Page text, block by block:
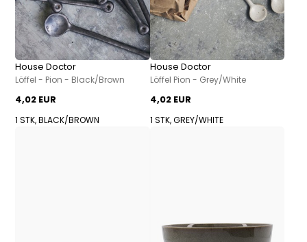
House Doctor
Löffel - Pion - Black/Brown
4,02 EUR
1 STK, BLACK/BROWN
House Doctor
Löffel Pion - Grey/White
4,02 EUR
1 STK, GREY/WHITE